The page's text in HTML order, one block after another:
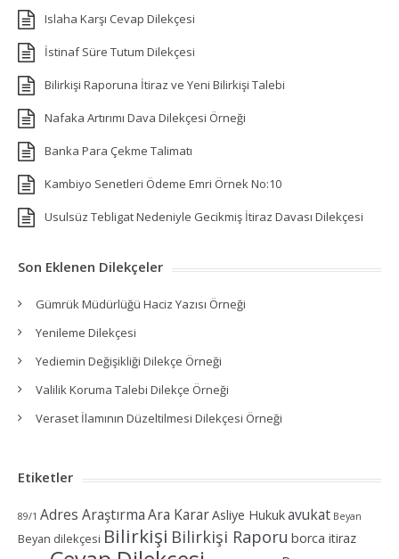
Islaha Karşı Cevap Dilekçesi
İstinaf Süre Tutum Dilekçesi
Bilirkişi Raporuna İtiraz ve Yeni Bilirkişi Talebi
Nafaka Artırımı Dava Dilekçesi Örneği
Banka Para Çekme Talimatı
Kambiyo Senetleri Ödeme Emri Örnek No:10
Usulsüz Tebligat Nedeniyle Gecikmiş İtiraz Davası Dilekçesi
Son Eklenen Dilekçeler
Gümrük Müdürlüğü Haciz Yazısı Örneği
Yenileme Dilekçesi
Yediemin Değişikliği Dilekçe Örneği
Valilik Koruma Talebi Dilekçe Örneği
Veraset İlamının Düzeltilmesi Dilekçesi Örneği
Etiketler
89/1 Adres AraştırmaAra KararAsliye Hukukavukat Beyan
Beyan dilekçesi Bilirkişi Bilirkişi Raporu borca itiraz